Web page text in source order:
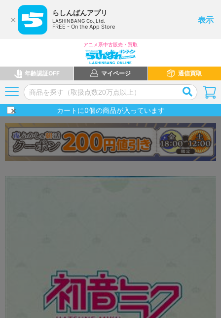
らしんばんアプリ
LASHINBANG Co.,Ltd.
FREE - On the App Store
表示
アニメ系中古販売・買取
年齢認証OFF マイページ 通信買取
カートに0個の商品が入っています